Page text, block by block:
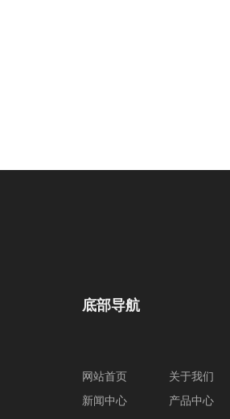
底部导航
网站首页
关于我们
新闻中心
产品中心